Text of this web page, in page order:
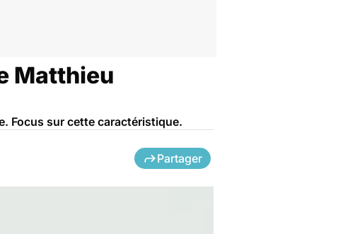
Matthieu
Focus sur cette caractéristique.
Partager